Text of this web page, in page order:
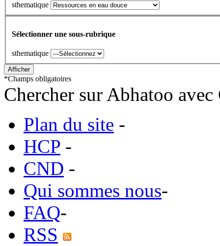
sthematique
Sélectionner une sous-rubrique
sthematique
*Champs obligatoires
Chercher sur Abhatoo
Plan du site -
HCP -
CND -
Qui sommes nous-
FAQ-
RSS